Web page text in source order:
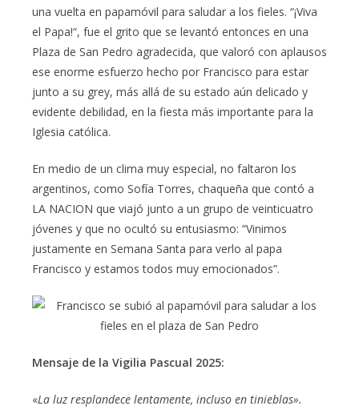
una vuelta en papamóvil para saludar a los fieles. “¡Viva
el Papa!“, fue el grito que se levantó entonces en una
Plaza de San Pedro agradecida, que valoró con aplausos
ese enorme esfuerzo hecho por Francisco para estar
junto a su grey, más allá de su estado aún delicado y
evidente debilidad, en la fiesta más importante para la
Iglesia católica.
En medio de un clima muy especial, no faltaron los
argentinos, como Sofía Torres, chaqueña que contó a
LA NACION que viajó junto a un grupo de veinticuatro
jóvenes y que no ocultó su entusiasmo: “Vinimos
justamente en Semana Santa para verlo al papa
Francisco y estamos todos muy emocionados”.
Mensaje de la Vigilia Pascual 2025:
«La luz resplandece lentamente, incluso en tinieblas».